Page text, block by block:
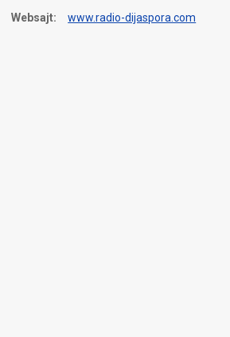
Websajt: www.radio-dijaspora.com